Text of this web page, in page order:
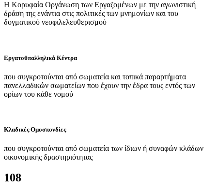
Η Κορυφαία Οργάνωση των Εργαζομένων με την αγωνιστική
δράση της ενάντια στις πολιτικές των μνημονίων και του
δογματικού νεοφιλελευθερισμού
Εργατοϋπαλληλικά Κέντρα
που συγκροτούνται από σωματεία και τοπικά παραρτήματα
πανελλαδικών σωματείων που έχουν την έδρα τους εντός των
ορίων του κάθε νομού
Κλαδικές Ομοσπονδίες
που συγκροτούνται από σωματεία των ίδιων ή συναφών κλάδων
οικονομικής δραστηριότητας
108